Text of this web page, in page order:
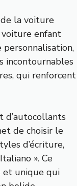
la voiture
voiture enfant
incontournables
qui renforcent
d’autocollants
de choisir le
d’écriture,
». Ce
et unique qui